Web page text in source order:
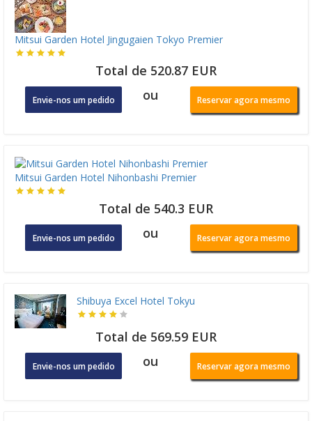
Mitsui Garden Hotel Jingugaien Tokyo Premier
Total de 520.87 EUR
Envie-nos um pedido ou Reservar agora mesmo
Mitsui Garden Hotel Nihonbashi Premier
Total de 540.3 EUR
Envie-nos um pedido ou Reservar agora mesmo
Shibuya Excel Hotel Tokyu
Total de 569.59 EUR
Envie-nos um pedido ou Reservar agora mesmo